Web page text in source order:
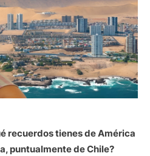
recuerdos tienes de América
puntualmente de Chile?